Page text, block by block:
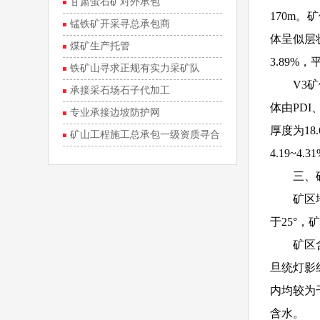
锰铁矿开采寻总承包商
煤矿生产托管
铁矿山寻求正规有实力采矿队
承接采石场石子代加工
专业承接边坡防护网
矿山工程施工总承包一级资质寻合
170m。
体呈似层
3.89%，
V3
体由PDI
厚度为
三、
矿区
于25°，
矿区
旦统灯
内均较为
含水。